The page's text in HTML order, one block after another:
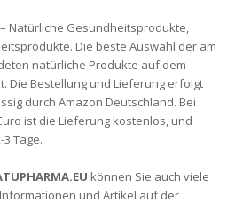
– Natürliche Gesundheitsprodukte,
Die beste Auswahl der am
natürliche Produkte auf dem
Die Bestellung und Lieferung erfolgt
durch Amazon Deutschland. Bei
ist die Lieferung kostenlos, und
Tage.
können Sie auch viele
und Artikel auf der